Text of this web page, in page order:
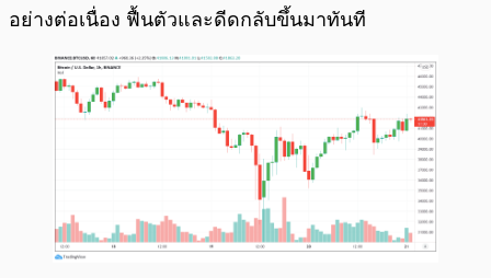
อย่างต่อเนื่อง ฟื้นตัวและดีดกลับขึ้นมาทันที